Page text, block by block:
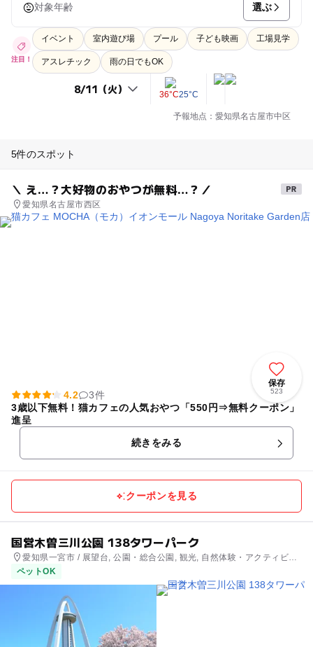
対象年齢 選ぶ
注目！
イベント 室内遊び場 プール 子ども映画 工場見学
アスレチック 雨の日でもOK
36°C25°C
予報地点：愛知県名古屋市中区
5件のスポット
＼ え…？大好物のおやつが無料…？／
愛知県名古屋市西区
保存
523
4.2
3件
3歳以下無料！猫カフェの人気おやつ「550円⇒無料クーポン」
進呈
続きをみる
クーポンを見る
国営木曽三川公園 138タワーパーク
愛知県一宮市 / 展望台, 公園・総合公園, 観光, 自然体験・アクティビテ
ィ
ペットOK